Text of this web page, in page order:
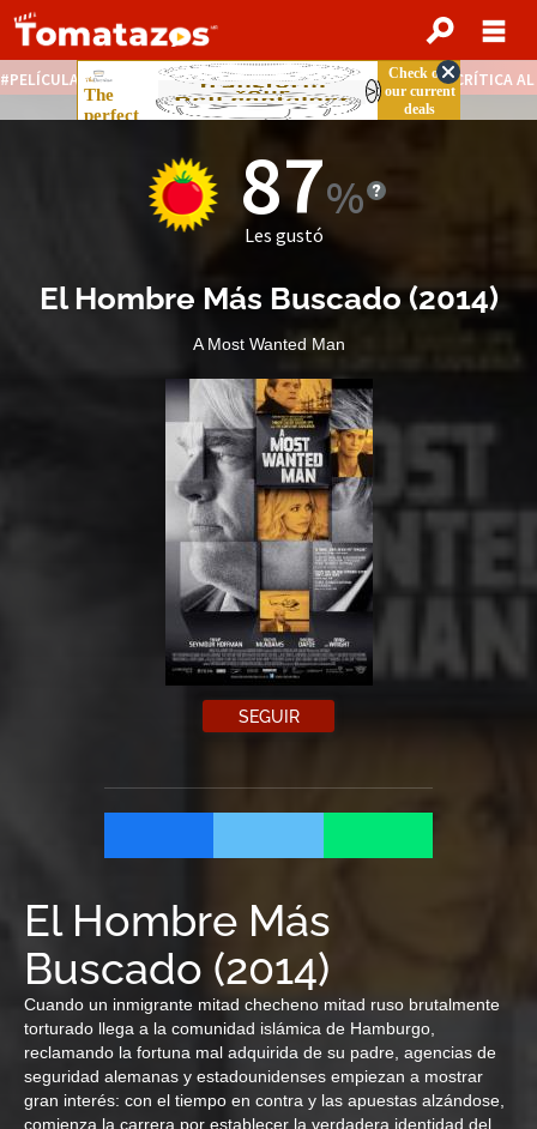
PELÍCULAS STREAMING GRATIS NOTICIAS DESTACADAS CRÍTICA
87
Les gustó
El Hombre Más Buscado(2014)
A Most Wanted Man
SEGUIR
El Hombre Más
Buscado (2014)
Cuando un inmigrante mitad checheno mitad ruso brutalmente
torturado llega a la comunidad islámica de Hamburgo,
reclamando la fortuna mal adquirida de su padre, agencias de
seguridad alemanas y estadounidenses empiezan a mostrar
gran interés: con el tiempo en contra y las apuestas alzándose,
comienza la carrera por establecer la verdadera identidad del